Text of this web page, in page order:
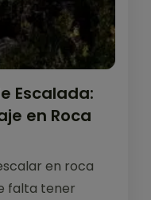
Escalada:
en Roca
en roca
falta tener